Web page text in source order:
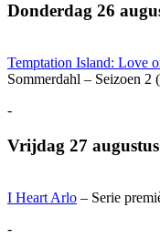
Donderdag 26
Temptation Island: Love
Sommerdahl – Seizoen 2
-
Vrijdag 27 augustus
I Heart Arlo – Serie
-